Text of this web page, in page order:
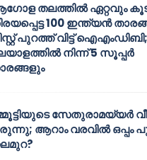
തലത്തിൽ ഏറ്റവും
100 ഇന്ത്യൻ
പുറത്ത് വിട്ട് ഐഎംഡിബി;
നിന്ന് 5 സൂപ്പർ
സേതുരാമയ്യർ
ആറാം വരവിൽ ഒപ്പം